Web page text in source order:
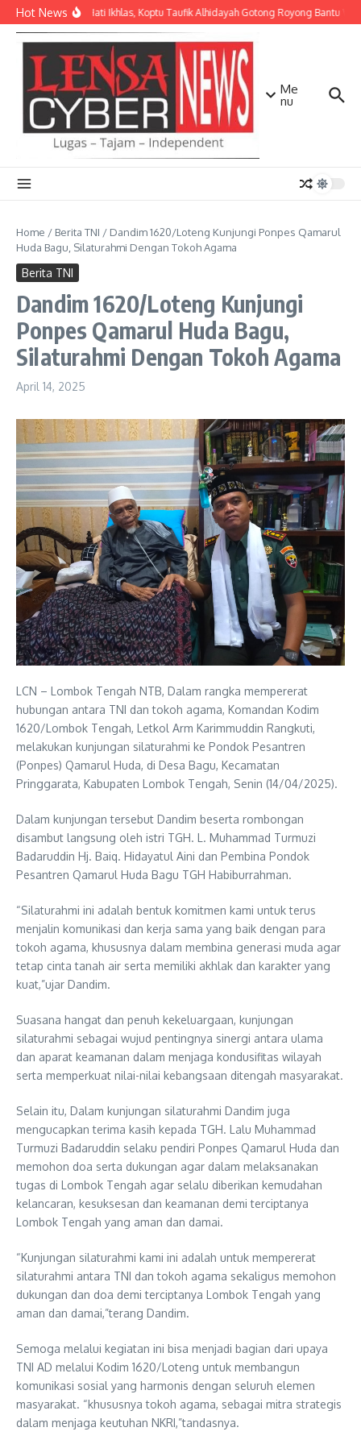
Lewati ke konten
Hot NewsDengan Hati Ikhlas, Koptu Taufik Alhidayah Gotong Royong Bantu
Me
nu
Home / Berita TNI / Dandim 1620/Loteng Kunjungi Ponpes Qamarul
Huda Bagu, Silaturahmi Dengan Tokoh Agama
Berita TNI
Dandim 1620/Loteng Kunjungi
Ponpes Qamarul Huda Bagu,
Silaturahmi Dengan Tokoh Agama
April 14, 2025
LCN – Lombok Tengah NTB, Dalam rangka mempererat
hubungan antara TNI dan tokoh agama, Komandan Kodim
1620/Lombok Tengah, Letkol Arm Karimmuddin Rangkuti,
melakukan kunjungan silaturahmi ke Pondok Pesantren
(Ponpes) Qamarul Huda, di Desa Bagu, Kecamatan
Pringgarata, Kabupaten Lombok Tengah, Senin (14/04/2025).
Dalam kunjungan tersebut Dandim beserta rombongan
disambut langsung oleh istri TGH. L. Muhammad Turmuzi
Badaruddin Hj. Baiq. Hidayatul Aini dan Pembina Pondok
Pesantren Qamarul Huda Bagu TGH Habiburrahman.
“Silaturahmi ini adalah bentuk komitmen kami untuk terus
menjalin komunikasi dan kerja sama yang baik dengan para
tokoh agama, khususnya dalam membina generasi muda agar
tetap cinta tanah air serta memiliki akhlak dan karakter yang
kuat,”ujar Dandim.
Suasana hangat dan penuh kekeluargaan, kunjungan
silaturahmi sebagai wujud pentingnya sinergi antara ulama
dan aparat keamanan dalam menjaga kondusifitas wilayah
serta memperkuat nilai-nilai kebangsaan ditengah masyarakat.
Selain itu, Dalam kunjungan silaturahmi Dandim juga
mengucapkan terima kasih kepada TGH. Lalu Muhammad
Turmuzi Badaruddin selaku pendiri Ponpes Qamarul Huda dan
memohon doa serta dukungan agar dalam melaksanakan
tugas di Lombok Tengah agar selalu diberikan kemudahan
kelancaran, kesuksesan dan keamanan demi terciptanya
Lombok Tengah yang aman dan damai.
“Kunjungan silaturahmi kami ini adalah untuk mempererat
silaturahmi antara TNI dan tokoh agama sekaligus memohon
dukungan dan doa demi terciptanya Lombok Tengah yang
aman dan damai,”terang Dandim.
Semoga melalui kegiatan ini bisa menjadi bagian dari upaya
TNI AD melalui Kodim 1620/Loteng untuk membangun
komunikasi sosial yang harmonis dengan seluruh elemen
masyarakat. “khususnya tokoh agama, sebagai mitra strategis
dalam menjaga keutuhan NKRI,”tandasnya.